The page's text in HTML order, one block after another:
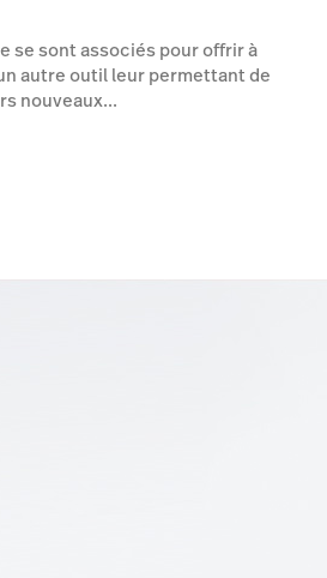
se sont associés pour offrir à
autre outil leur permettant de
nouveaux...